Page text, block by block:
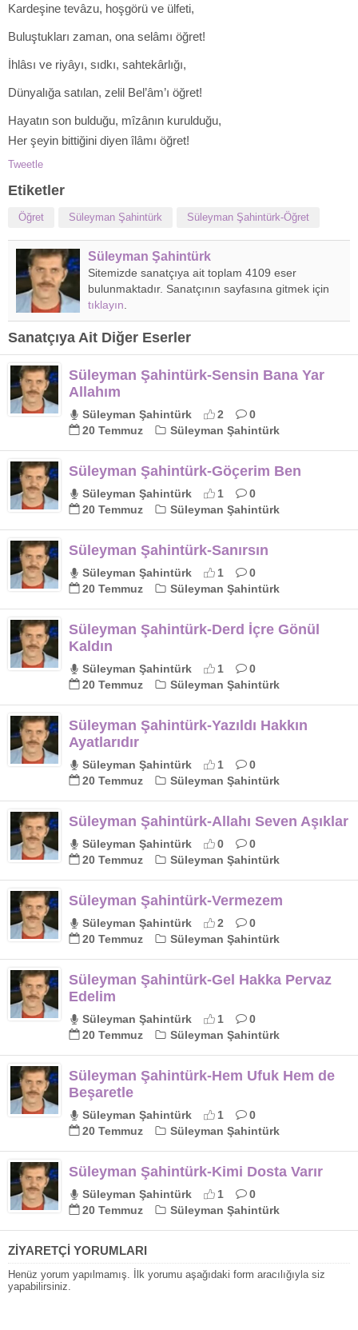
Kardeşine tevâzu, hoşgörü ve ülfeti,
Buluştukları zaman, ona selâmı öğret!
İhlâsı ve riyâyı, sıdkı, sahtekârlığı,
Dünyalığa satılan, zelil Bel’âm’ı öğret!
Hayatın son bulduğu, mîzânın kurulduğu,
Her şeyin bittiğini diyen îlâmı öğret!
Tweetle
Etiketler
Öğret Süleyman Şahintürk Süleyman Şahintürk-Öğret
Süleyman Şahintürk
Sitemizde sanatçıya ait toplam 4109 eser
bulunmaktadır. Sanatçının sayfasına gitmek için
tıklayın
Sanatçıya Ait Diğer Eserler
Süleyman Şahintürk-Sensin Bana Yar
Allahım
Süleyman Şahintürk 2
0
20 Temmuz
Süleyman Şahintürk
Süleyman Şahintürk-Göçerim Ben
Süleyman Şahintürk 1
0
20 Temmuz
Süleyman Şahintürk
Süleyman Şahintürk-Sanırsın
Süleyman Şahintürk 1
0
20 Temmuz
Süleyman Şahintürk
Süleyman Şahintürk-Derd İçre Gönül
Kaldın
Süleyman Şahintürk 1
0
20 Temmuz
Süleyman Şahintürk
Süleyman Şahintürk-Yazıldı Hakkın
Ayatlarıdır
Süleyman Şahintürk 1
0
20 Temmuz
Süleyman Şahintürk
Süleyman Şahintürk-Allahı Seven Aşıklar
Süleyman Şahintürk 0
0
20 Temmuz
Süleyman Şahintürk
Süleyman Şahintürk-Vermezem
Süleyman Şahintürk 2
0
20 Temmuz
Süleyman Şahintürk
Süleyman Şahintürk-Gel Hakka Pervaz
Edelim
Süleyman Şahintürk 1
0
20 Temmuz
Süleyman Şahintürk
Süleyman Şahintürk-Hem Ufuk Hem de
Beşaretle
Süleyman Şahintürk 1
0
20 Temmuz
Süleyman Şahintürk
Süleyman Şahintürk-Kimi Dosta Varır
Süleyman Şahintürk 1
0
20 Temmuz
Süleyman Şahintürk
ZİYARETÇİ YORUMLARI
Henüz yorum yapılmamış. İlk yorumu aşağıdaki form aracılığıyla siz
yapabilirsiniz.